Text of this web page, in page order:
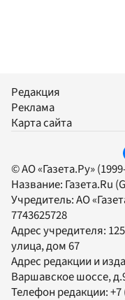
Редакция
Реклама
Карта сайта
© АО «Газета.Ру»
Название: Газета.Ru
Учредитель:АО
7743625728
Адрес учредителя:
улица, дом 67
Адрес редакции и
Варшавское шоссе,
Телефон редакции:+7